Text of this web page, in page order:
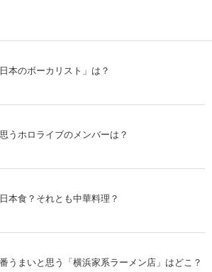
本のボーカリスト」は？
うホロライブのメンバーは？
本食？それとも中華料理？
うまいと思う「横浜家系ラーメン店」はどこ？